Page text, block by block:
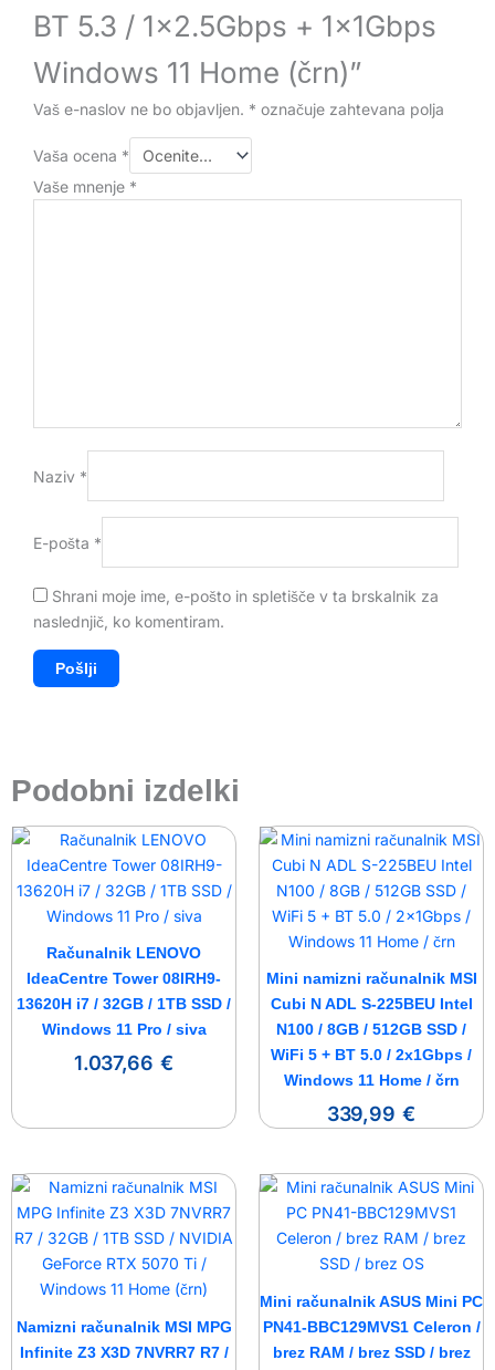
BT 5.3 / 1×2.5Gbps + 1x1Gbps
Windows 11 Home (črn)”
Vaš e-naslov ne bo objavljen. * označuje zahtevana polja
Vaša ocena *
Vaše mnenje *
Naziv *
E-pošta *
Shrani moje ime, e-pošto in spletišče v ta brskalnik za
naslednjič, ko komentiram.
Podobni izdelki
Računalnik LENOVO
IdeaCentre Tower 08IRH9-
13620H i7 / 32GB / 1TB SSD /
Windows 11 Pro / siva
1.037,66 €
Mini namizni računalnik MSI
Cubi N ADL S-225BEU Intel
N100 / 8GB / 512GB SSD /
WiFi 5 + BT 5.0 / 2x1Gbps /
Windows 11 Home / črn
339,99 €
Namizni računalnik MSI MPG
Infinite Z3 X3D 7NVRR7 R7 /
Mini računalnik ASUS Mini PC
PN41-BBC129MVS1 Celeron /
brez RAM / brez SSD / brez